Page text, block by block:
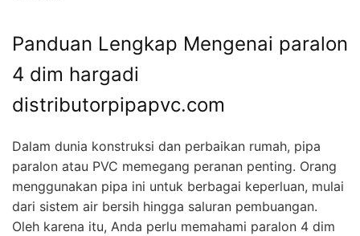
Panduan Lengkap Mengenai paralon
4 dim hargadi
distributorpipapvc.com
Dalam dunia konstruksi dan perbaikan rumah, pipa
paralon atau PVC memegang peranan penting. Orang
menggunakan pipa ini untuk berbagai keperluan, mulai
dari sistem air bersih hingga saluran pembuangan.
Oleh karena itu, Anda perlu memahami paralon 4 dim